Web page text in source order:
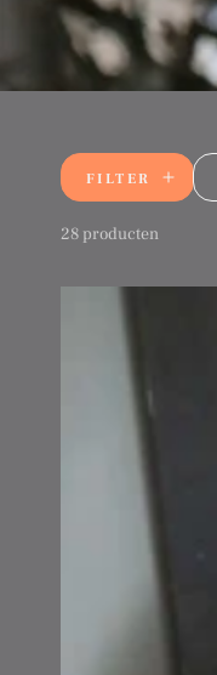
FILTER
28 producten